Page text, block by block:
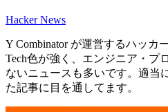
Hacker News
Y Combinator が運営するハッカ
Tech色が強く、エンジニア・プ
ないニュースも多いです。適当
た記事に目を通してます。